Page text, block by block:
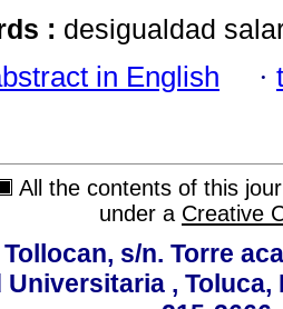
: desigualdad
in English ·
All the contents of this
under a Creative
s/n. Torre
Universitaria , Toluca,